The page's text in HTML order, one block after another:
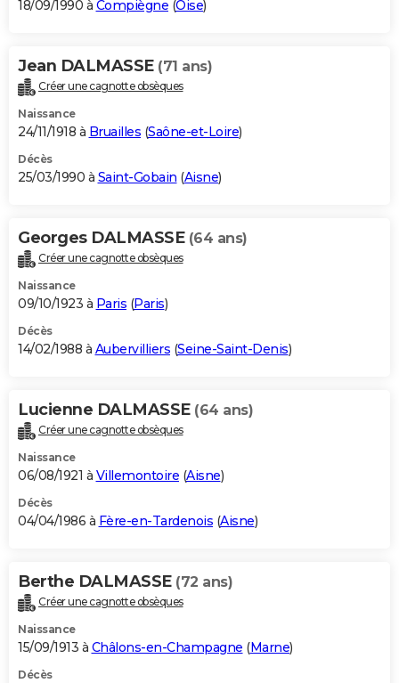
18/09/1990 à Compiègne (Oise)
Jean DALMASSE (71 ans)
Créer une cagnotte obsèques
Naissance
24/11/1918 à Bruailles (Saône-et-Loire)
Décès
25/03/1990 à Saint-Gobain (Aisne)
Georges DALMASSE (64 ans)
Créer une cagnotte obsèques
Naissance
09/10/1923 à Paris (Paris)
Décès
14/02/1988 à Aubervilliers (Seine-Saint-Denis)
Lucienne DALMASSE (64 ans)
Créer une cagnotte obsèques
Naissance
06/08/1921 à Villemontoire (Aisne)
Décès
04/04/1986 à Fère-en-Tardenois (Aisne)
Berthe DALMASSE (72 ans)
Créer une cagnotte obsèques
Naissance
15/09/1913 à Châlons-en-Champagne (Marne)
Décès